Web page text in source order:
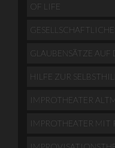
OF LIFE
GLAUBENSÄTZE
HILFE ZUR
IMPROTHEATER
IMPROTHEATER MIT